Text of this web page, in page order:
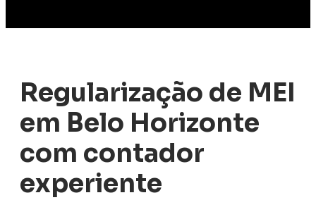
Regularização de MEI
em Belo Horizonte
com contador
experiente